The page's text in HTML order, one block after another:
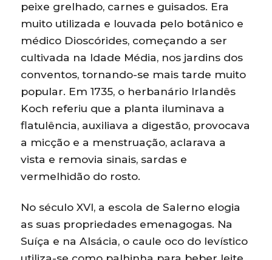
peixe grelhado, carnes e guisados. Era
muito utilizada e louvada pelo botânico e
médico Dioscórides, começando a ser
cultivada na Idade Média, nos jardins dos
conventos, tornando-se mais tarde muito
popular. Em 1735, o herbanário Irlandês
Koch referiu que a planta iluminava a
flatulência, auxiliava a digestão, provocava
a micção e a menstruação, aclarava a
vista e removia sinais, sardas e
vermelhidão do rosto.
No século XVI, a escola de Salerno elogia
as suas propriedades emenagogas. Na
Suíça e na Alsácia, o caule oco do levístico